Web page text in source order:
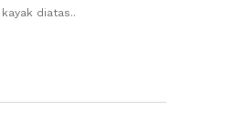
diatas..